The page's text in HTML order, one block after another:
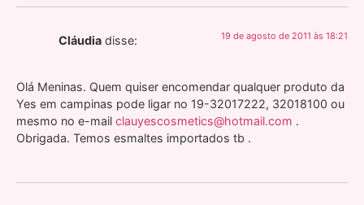
Cláudia disse: 19 de agosto de 2011 às 18:21
Olá Meninas. Quem quiser encomendar qualquer produto da
Yes em campinas pode ligar no 19-32017222, 32018100 ou
mesmo no e-mail clauyescosmetics@hotmail.com .
Obrigada. Temos esmaltes importados tb .